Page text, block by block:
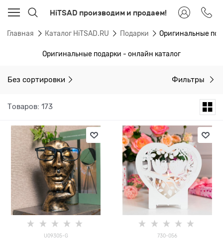
HiTSAD производим и продаем!
Главная Каталог HiTSAD.RU Подарки Оригинальные
Оригинальные подарки - онлайн каталог
Без сортировки Фильтры
Товаров: 173
U09305-G 730-056